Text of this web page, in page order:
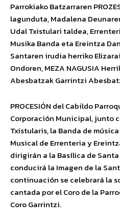
Parrokiako Batzarraren
lagunduta, Madalena
Udal Txistulari taldea,
Musika Banda eta Ereintza
Santaren irudia herriko
Ondoren,MEZA NAGUSIA
Abesbatzak Garrintzi
PROCESIÓN del Cabildo
Corporación Municipal, junto
Txistularis, la Banda de
Musical de Errenteria y
dirigirán a la Basílica de
conducirá la Imagen de la
continuación se celebrará la
cantada por el Coro de la
Coro Garrintzi.